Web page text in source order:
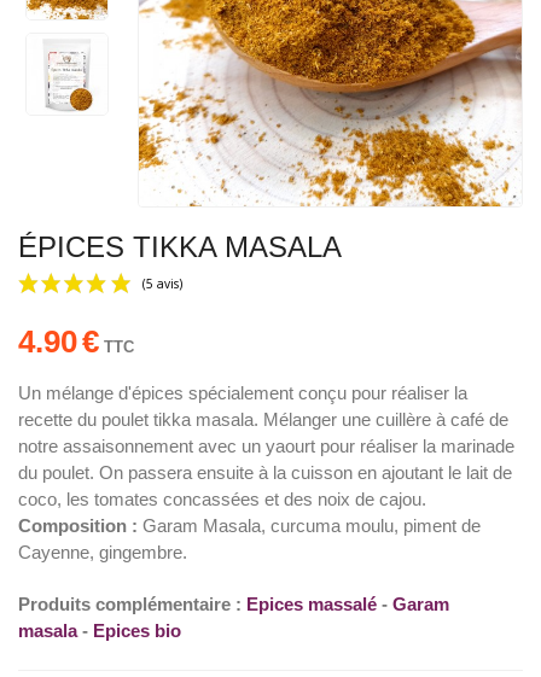
ÉPICES TIKKA MASALA
(5 avis)
4.90€ TTC
Un mélange d'épices spécialement conçu pour réaliser la
recette du poulet tikka masala. Mélanger une cuillère à café de
notre assaisonnement avec un yaourt pour réaliser la marinade
du poulet. On passera ensuite à la cuisson en ajoutant le lait de
coco, les tomates concassées et des noix de cajou.
Composition : Garam Masala, curcuma moulu, piment de
Cayenne, gingembre.
Produits complémentaire : Epices massalé - Garam
masala- Epices bio